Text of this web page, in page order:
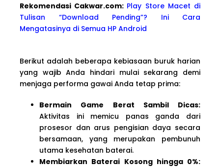
Rekomendasi Cakwar.com: Play Store Macet di
Tulisan “Download Pending”? Ini Cara
Mengatasinya di Semua HP Android
Berikut adalah beberapa kebiasaan buruk harian
yang wajib Anda hindari mulai sekarang demi
menjaga performa gawai Anda tetap prima:
Bermain Game Berat Sambil Dicas:
Aktivitas ini memicu panas ganda dari
prosesor dan arus pengisian daya secara
bersamaan, yang merupakan pembunuh
utama kesehatan baterai.
Membiarkan Baterai Kosong hingga 0%: